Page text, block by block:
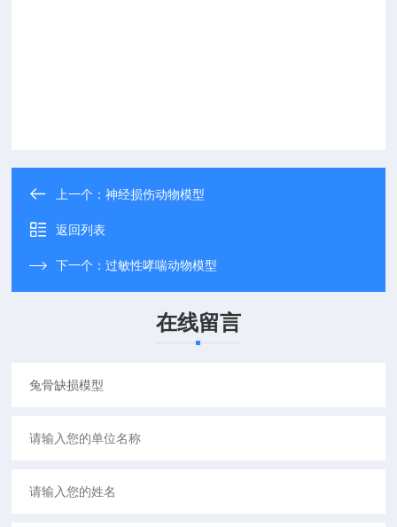
上一个：神经损伤动物模型
返回列表
下一个：过敏性哮喘动物模型
在线留言